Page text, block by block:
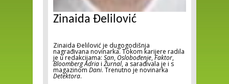
Zinaida Đelilović
Zinaida Đelilović je dugogodišnja
nagrađivana novinarka. Tokom karijere radila
je u redakcijama: San,Oslobođenje,Faktor,
Bloomberg Adriai Žurnal, a sarađivala je i s
magazinom Dani. Trenutno je novinarka
Detektora.